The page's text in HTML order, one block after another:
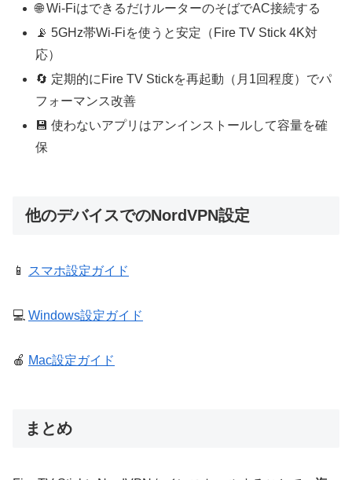
🌐 Wi-FiはできるだけルーターのそばでAC接続する
📡 5GHz帯Wi-Fiを使うと安定（Fire TV Stick 4K対
応）
🔄 定期的にFire TV Stickを再起動（月1回程度）でパ
フォーマンス改善
💾 使わないアプリはアンインストールして容量を確
保
他のデバイスでのNordVPN設定
📱 スマホ設定ガイド
💻 Windows設定ガイド
🍎 Mac設定ガイド
まとめ